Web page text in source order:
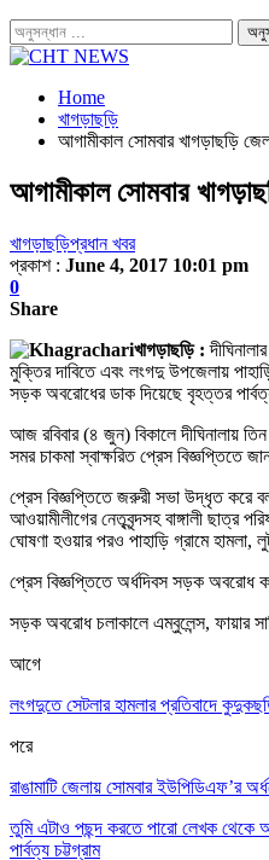
Home
খাগড়াছড়ি
আগামীকাল সোমবার খাগড়াছড়ি
আগামীকাল সোমবার
খাগড়াছড়িপ্রধান খবর
প্রকাশ : June 4, 2017 10:01 pm
0
Share
খাগড়াছড়ি :
মুক্তির দাবিতে এবং লংগদু উপজেলায়
সড়ক অবরোধের ডাক দিয়েছে বৃহত্তর
আজ রবিবার (৪ জুন) বিকালে দীঘিনালায়
সমর চাকমা স্বাক্ষরিত প্রেস বিজ্ঞপ্তিতে
প্রেস বিজ্ঞপ্তিতে জরুরী সভা উদ্ধৃত করে
আওয়ামীলীগের নেতৃবৃন্দসহ বাঙ্গালী ছাত্র
ঘোষণা হওয়ার পরও পাহাড়ি গ্রামে হামলা,
প্রেস বিজ্ঞপ্তিতে অর্ধদিবস সড়ক অবরোধ
সড়ক অবরোধ চলাকালে এম্বুলেন্স, ফায়ার
আগে
লংগদুতে সেটলার হামলার প্রতিবাদে
পরে
রাঙামাটি জেলায় সোমবার ইউপিডিএফ’র
তুমি এটাও পছন্দ করতে পারো লেখক থেকে
পার্বত্য চট্টগ্রাম